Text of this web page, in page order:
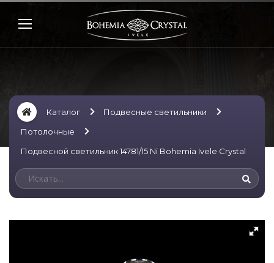
Каталог
Подвесные светильники
Потолочные
Подвесной светильник 14781/15 Ni Bohemia Ivele Crystal